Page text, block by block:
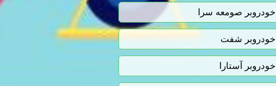
خودروبر صومعه سرا
خودروبر شفت
خودروبر آستارا